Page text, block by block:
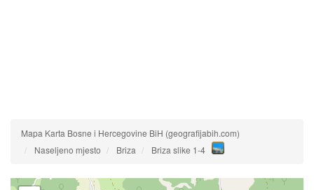
Mapa Karta Bosne i Hercegovine BiH (geografijabih.com)
Naseljeno mjesto
Briza Briza slike 1-4